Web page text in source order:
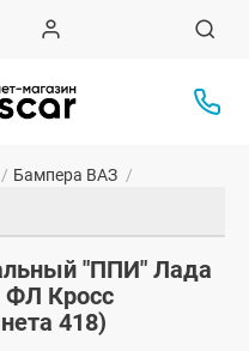
/ Бампера ВАЗ /
"ППИ" Лада
ФЛ Кросс
418)